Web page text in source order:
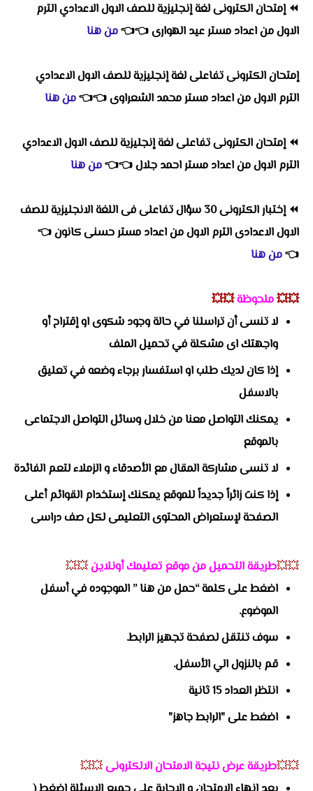
⏪إمتحان الكترونى لغة إنجليزية للصف الاول الاعدادي الترم
الاولمن اعداد مستر عيد الهوارى👈
👈من هنا
إمتحان الكترونى تفاعلى لغة إنجليزية للصف الاول الاعدادي
الترم الاولمن اعداد مستر محمد الشعراوى👈
👈من هنا
⏪إمتحان الكترونى تفاعلى لغة إنجليزية للصف الاول الاعدادي
الترم الاولمن اعداد مستر احمد جلال👈
👈من هنا
⏪
إختبار الكترونى 30 سؤال تفاعلى فى اللغة الانجليزية للصف
الاول الاعدادى الترم الاولمن اعداد مستر حسنى كانون👈
👈من هنا
💥💥ملحوظة💥💥
لا تنسى أن تراسلنا في حالة وجود شكوى او إقتراح أو
واجهتك اى مشكلة في تحميل الملف
إذا كان لديك طلب او استفسار برجاء وضعه في تعليق
بالاسفل
يمكنك التواصل معنا من خلال وسائل التواصل الاجتماعى
بالموقع
لا تنسى مشاركة المقال مع الأصدقاء و الزملاء لتعم الفائدة
إذا كنت زائراً جديداً للموقع يمكنك إستخدام القوائم أعلى
الصفحة لإستعراض المحتوى التعليمى لكل صف دراسى
💥💥طريقة التحميل من موقع تعليمك أونلاين💥💥
اضغط على كلمة “حمل من هنا ” الموجوده في أسفل
الموضوع.
سوف تنتقل لصفحة تجهيز الرابط.
قم بالنزول الي الأسفل.
انتظر العداد 15 ثانية
اضغط على "الرابط جاهز"
💥💥طريقة عرض نتيجة الامتحان الالكترونى💥💥